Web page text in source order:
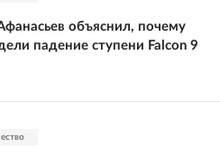
объяснил, почему
падение ступени Falcon 9